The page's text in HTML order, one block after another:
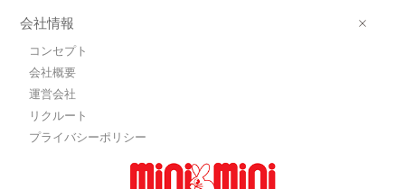
会社情報
コンセプト
会社概要
運営会社
リクルート
プライバシーポリシー